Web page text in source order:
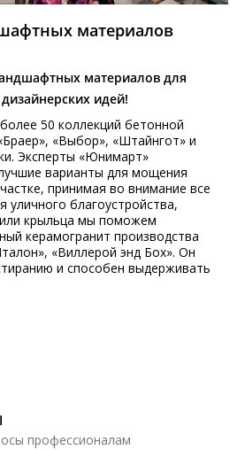
материалов
материалов для
идей!
50 коллекций бетонной
«Выбор», «Штайнгот» и
Эксперты «Юнимарт»
варианты для мощения
принимая во внимание все
благоустройства,
крыльца мы поможем
керамогранит производства
«Виллерой энд Бох». Он
и способен выдерживать
профессионалам